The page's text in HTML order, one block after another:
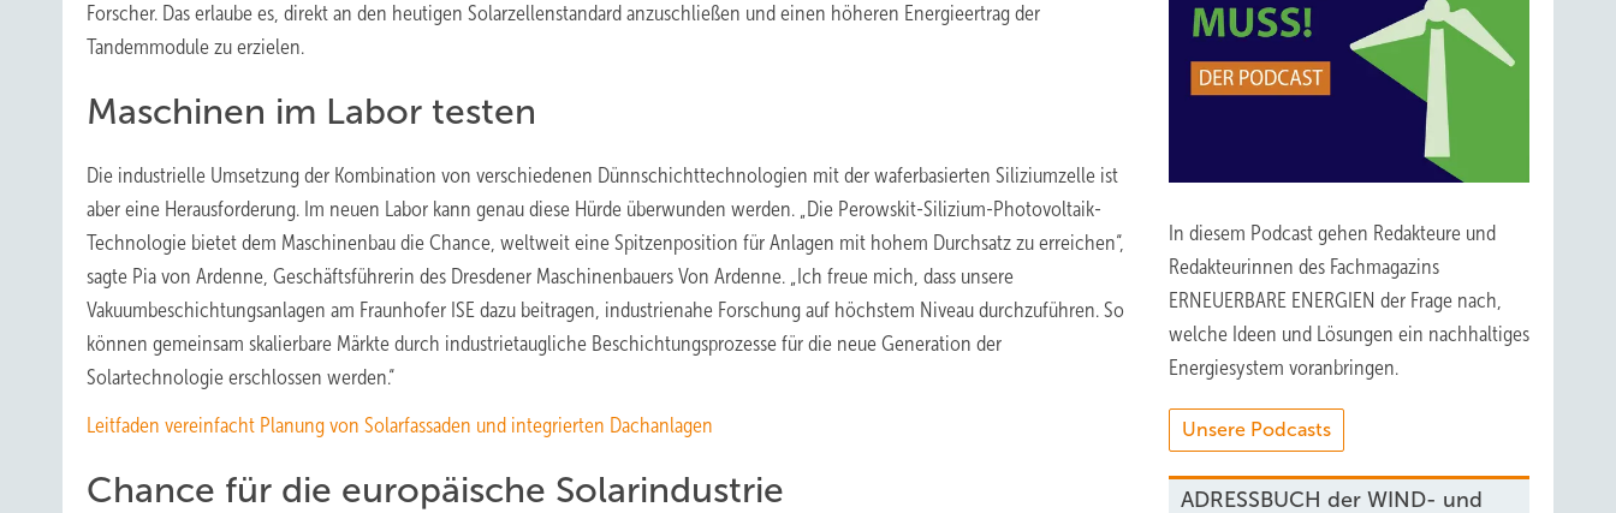
Forscher. Das erlaube es, direkt an den heutigen Solarzellenstandard anzuschließen und einen höheren Energieertrag der
Tandemmodule zu erzielen.
Maschinen im Labor testen
Die industrielle Umsetzung der Kombination von verschiedenen Dünnschichttechnologien mit der waferbasierten Siliziumzelle ist
aber eine Herausforderung. Im neuen Labor kann genau diese Hürde überwunden werden. „Die Perowskit-Silizium-Photovoltaik-
Technologie bietet dem Maschinenbau die Chance, weltweit eine Spitzenposition für Anlagen mit hohem Durchsatz zu erreichen“,
sagte Pia von Ardenne, Geschäftsführerin des Dresdener Maschinenbauers Von Ardenne. „Ich freue mich, dass unsere
Vakuumbeschichtungsanlagen am Fraunhofer ISE dazu beitragen, industrienahe Forschung auf höchstem Niveau durchzuführen. So
können gemeinsam skalierbare Märkte durch industrietaugliche Beschichtungsprozesse für die neue Generation der
Solartechnologie erschlossen werden.“
Leitfaden vereinfacht Planung von Solarfassaden und integrierten Dachanlagen
Chance für die europäische Solarindustrie
In diesem Podcast gehen Redakteure und
Redakteurinnen des Fachmagazins
ERNEUERBARE ENERGIEN der Frage nach,
welche Ideen und Lösungen ein nachhaltiges
Energiesystem voranbringen.
Unsere Podcasts
ADRESSBUCH der WIND- und